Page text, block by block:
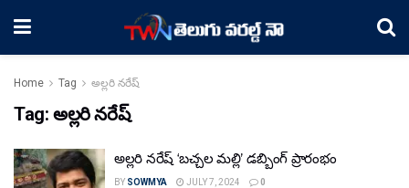
Home Tag అల్లరి నరేష్
Tag: అల్లరి నరేష్
అల్లరి నరేష్ ‘బచ్చల మల్లి’ డబ్బింగ్ ప్రారంభం
BY SOWMYA JULY 7, 2024 0